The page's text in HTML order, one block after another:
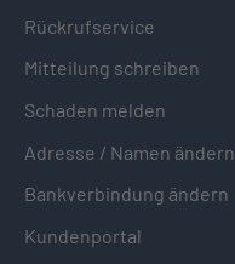
Rückrufservice
Mitteilung schreiben
Schaden melden
Adresse / Namen ändern
Bankverbindung ändern
Kundenportal